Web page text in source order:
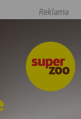
Reklama